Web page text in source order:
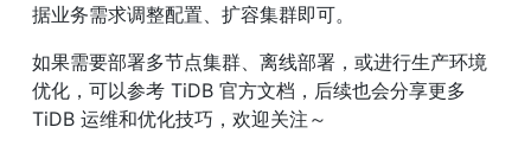
据业务需求调整配置、扩容集群即可。
如果需要部署多节点集群、离线部署，或进行生产环境
优化，可以参考 TiDB 官方文档，后续也会分享更多
TiDB 运维和优化技巧，欢迎关注～